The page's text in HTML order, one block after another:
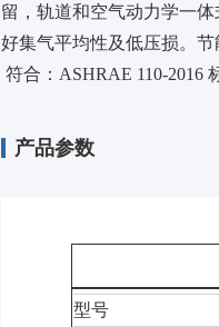
留，轨道和空气动力学一
好集气平均性及低压损。
符合：ASHRAE 110-2016
产品参数
型号